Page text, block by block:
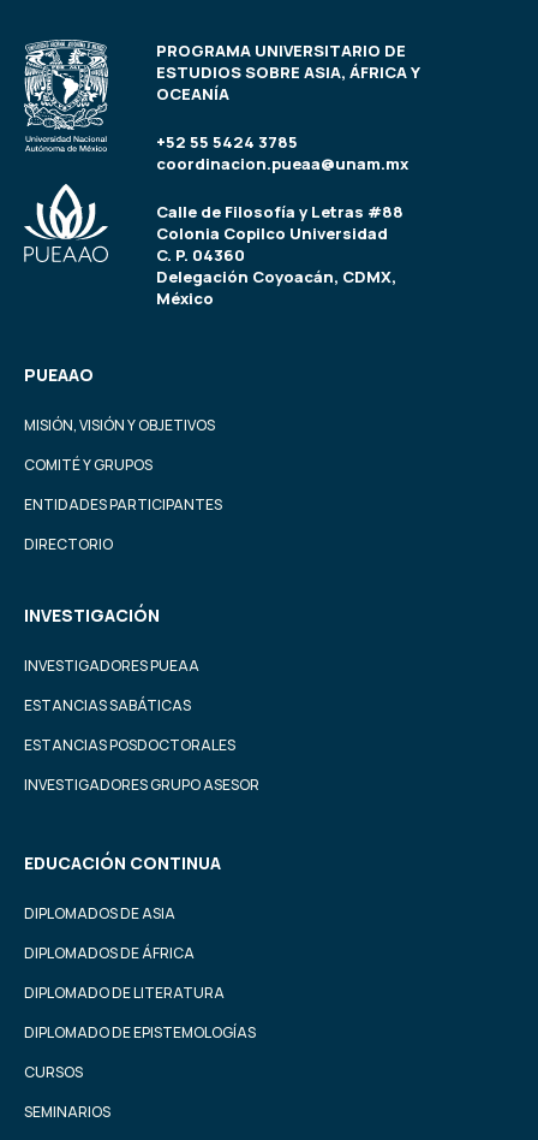
PROGRAMA UNIVERSITARIO DE
ESTUDIOS SOBRE ASIA, ÁFRICA Y
OCEANÍA
+52 55 5424 3785
coordinacion.pueaa@unam.mx
Calle de Filosofía y Letras #88
Colonia Copilco Universidad
C. P. 04360
Delegación Coyoacán, CDMX,
México
PUEAAO
MISIÓN, VISIÓN Y OBJETIVOS
COMITÉ Y GRUPOS
ENTIDADES PARTICIPANTES
DIRECTORIO
INVESTIGACIÓN
INVESTIGADORES PUEAA
ESTANCIAS SABÁTICAS
ESTANCIAS POSDOCTORALES
INVESTIGADORES GRUPO ASESOR
EDUCACIÓN CONTINUA
DIPLOMADOS DE ASIA
DIPLOMADOS DE ÁFRICA
DIPLOMADO DE LITERATURA
DIPLOMADO DE EPISTEMOLOGÍAS
CURSOS
SEMINARIOS